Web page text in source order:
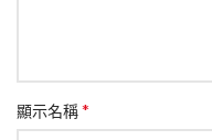
顯示名稱*